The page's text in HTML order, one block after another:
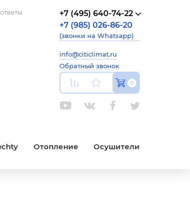
+7 (495) 640-74-22
+7 (985) 026-86-20
(звонки на Whatsapp)
info@citiclimat.ru
Обратный звонок
0
Отопление Осушители